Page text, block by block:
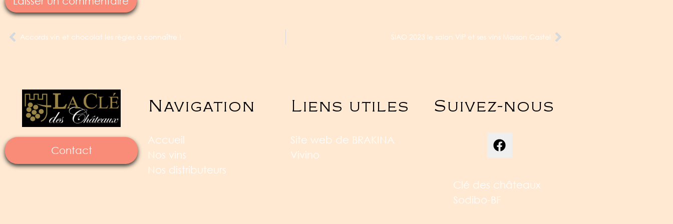
Accords vin et chocolat les règles à connaître ! SIAO 2023 le salon VIP et ses vins Maison Castel
Contact
Navigation
Accueil
Nos vins
Nos distributeurs
Liens utiles
Site web de BRAKINA
Vivino
Suivez-nous
Clé des châteaux
Sodibo-BF